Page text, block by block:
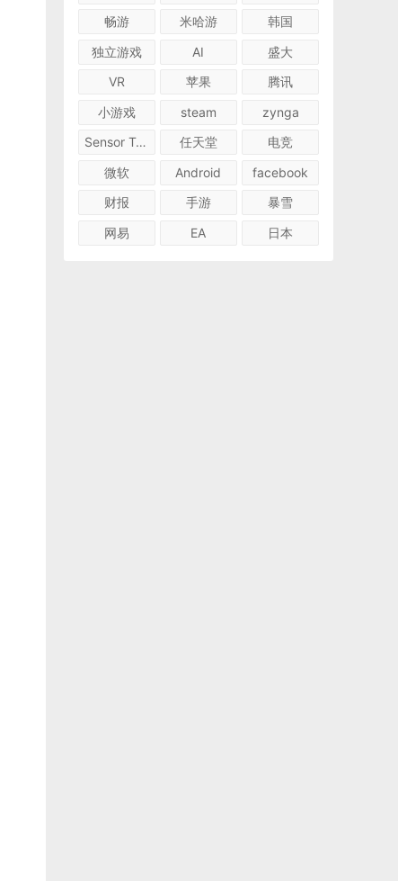
畅游
米哈游
韩国
独立游戏
AI
盛大
VR
苹果
腾讯
小游戏
steam
zynga
Sensor Tower
任天堂
电竞
微软
Android
facebook
财报
手游
暴雪
网易
EA 日本